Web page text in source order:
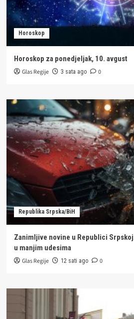
Horoskop
Horoskop za ponedjeljak, 10. avgust
Glas Regije 3 sata ago 0
Republika Srpska/BiH
Zanimljive novine u Republici
u manjim udesima
Glas Regije 12 sati ago 0